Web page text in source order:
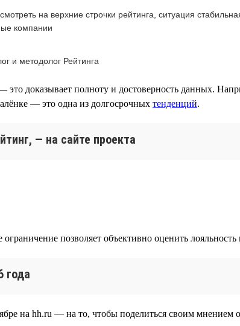
на верхние строчки рейтинга, ситуация
компании
и методолог Рейтинга
это доказывает полноту и достоверность данных.
— это одна из долгосрочных тенденций.
— на сайте проекта
позволяет объективно оценить
года
на hh.ru — на то, чтобы поделиться своим мнением